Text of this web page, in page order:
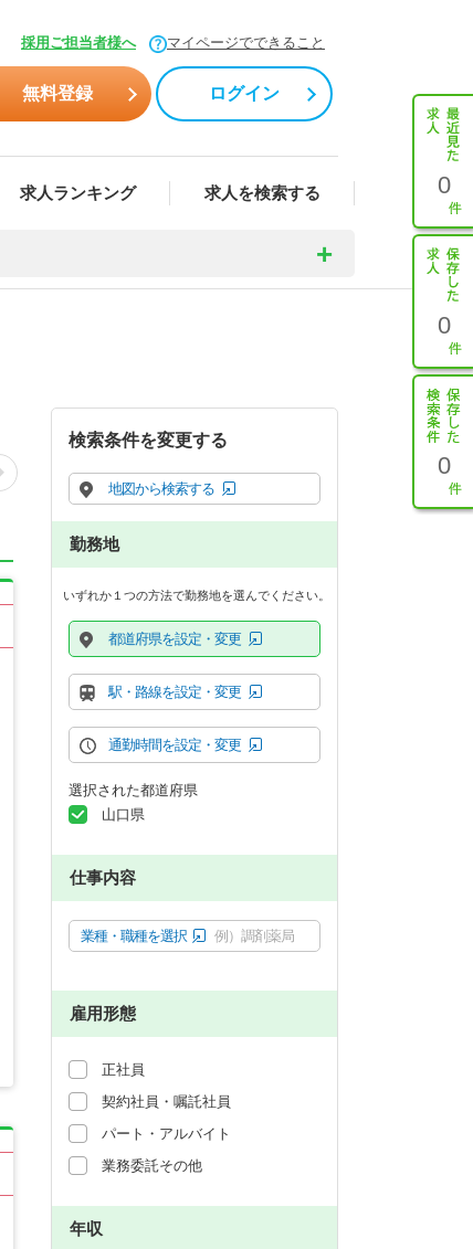
採用ご担当者様へ マイページでできること
無料登録 ログイン
求人ランキング 求人を検索する 0
0
0
検索条件を変更する
地図から検索する
勤務地
いずれか１つの方法で勤務地を選んでください。
都道府県を設定・変更
駅・路線を設定・変更
通勤時間を設定・変更
選択された都道府県
山口県
仕事内容
業種・職種を選択 例）調剤薬局
雇用形態
正社員
契約社員・嘱託社員
パート・アルバイト
業務委託その他
年収